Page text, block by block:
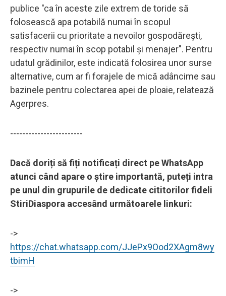
publice "ca în aceste zile extrem de toride să
folosească apa potabilă numai în scopul
satisfacerii cu prioritate a nevoilor gospodăreşti,
respectiv numai în scop potabil şi menajer". Pentru
udatul grădinilor, este indicată folosirea unor surse
alternative, cum ar fi forajele de mică adâncime sau
bazinele pentru colectarea apei de ploaie, relatează
Agerpres.
------------------------
Dacă doriți să fiți notificați direct pe WhatsApp
atunci când apare o știre importantă, puteți intra
pe unul din grupurile de dedicate cititorilor fideli
StiriDiaspora accesând următoarele linkuri:
->
https://chat.whatsapp.com/JJePx9Ood2XAgm8wy
tbimH
->